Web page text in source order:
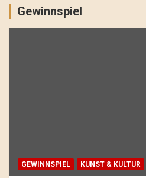
Gewinnspiel
GEWINNSPIEL KUNST & KULTUR